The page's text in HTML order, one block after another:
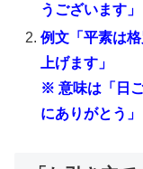
うございます」
例文「平素は
上げます」
※ 意味は「日
にありがとう」